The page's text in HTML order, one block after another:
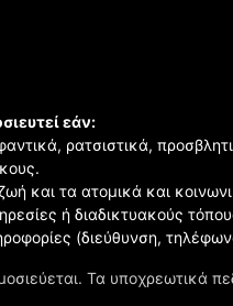
Τα υποχρεωτικά
εάν:
ρατσιστικά,
και τα ατομικά και
ή διαδικτυακούς
(διεύθυνση,